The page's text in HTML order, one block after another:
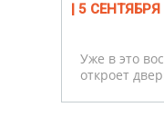
| 5
Уже в это
откроет